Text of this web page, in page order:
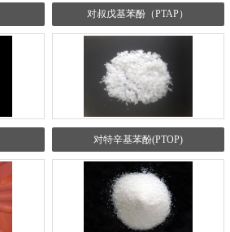
对叔戊基苯酚（PTAP）
对特辛基苯酚(PTOP)